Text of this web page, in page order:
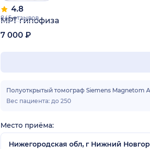
4.8
845 отзывов
МРТ гипофиза
7 000 ₽
Полуоткрытый томограф Siemens Magnetom
Вес пациента: до 250
Место приёма:
Нижегородская обл, г Нижний